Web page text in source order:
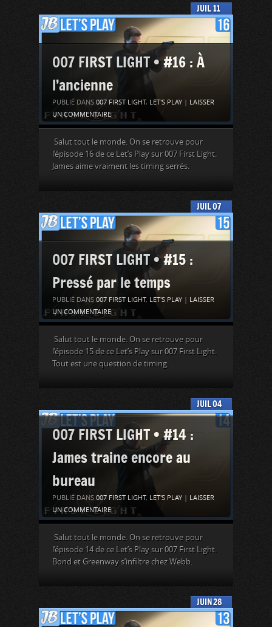
11
JUIL
007 FIRST LIGHT • #16 : À
l’ancienne
PUBLIÉ DANS 007 FIRST LIGHT, LET'S PLAY | LAISSER
UN COMMENTAIRE
Salut tout le monde. On se retrouve pour
l’épisode 16 de ce Let’s Play sur 007 First Light.
James aime vraiment les timing serrés.
07
JUIL
007 FIRST LIGHT • #15 :
Pressé par le temps
PUBLIÉ DANS 007 FIRST LIGHT, LET'S PLAY
LAISSER
UN COMMENTAIRE
Salut tout le monde. On se retrouve pour
l’épisode 15 de ce Let’s Play sur 007 First Light.
Tout est une question de timing.
04
JUIL
007 FIRST LIGHT • #14 :
James traine encore au
bureau
PUBLIÉ DANS 007 FIRST LIGHT, LET'S PLAY | LAISSER
UN COMMENTAIRE
Salut tout le monde. On se retrouve pour
l’épisode 14 de ce Let’s Play sur 007 First Light.
Bond et Greenway s’infiltre chez Webb.
28
JUIN